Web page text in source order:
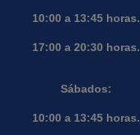
10:00 a 13:45 horas.
17:00 a 20:30 horas.
Sábados:
10:00 a 13:45 horas.